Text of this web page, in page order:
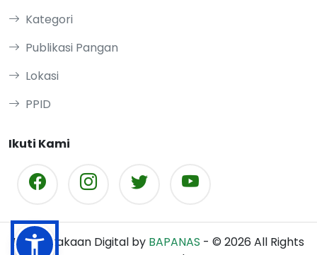
Kategori
Publikasi Pangan
Lokasi
PPID
Ikuti Kami
Perpustakaan Digital by BAPANAS - © 2026 All Rights